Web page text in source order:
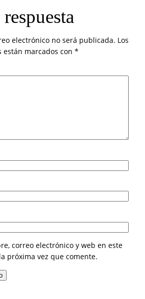
electrónico no será publicada. Los
marcados con *
correo electrónico y web en este
próxima vez que comente.